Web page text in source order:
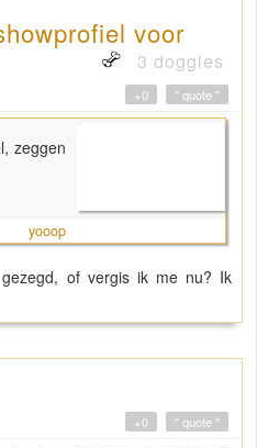
voor
3 doggies
" quote "
+0
zeggen
yooop
of vergis ik me nu? Ik
" quote "
+0